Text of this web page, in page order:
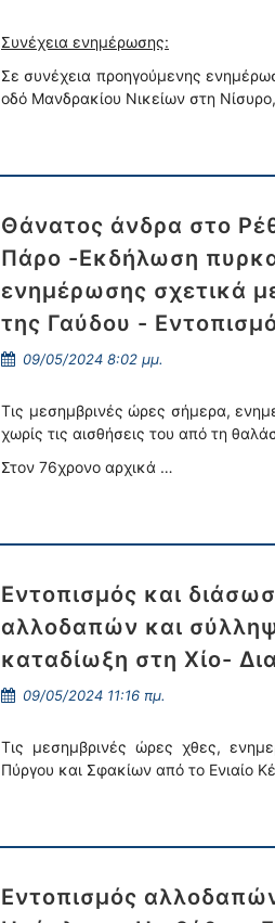
Συνέχεια ενημέρωσης:
Σε συνέχεια προηγούμενης
οδό Μανδρακίου Νικείων στη
Θάνατος άνδρα στο
Πάρο -Εκδήλωση
ενημέρωσης σχετικά
της Γαύδου -
09/05/2024 8:02 μμ.
Τις μεσημβρινές ώρες σήμερα,
χωρίς τις αισθήσεις του από τη
Στον 76χρονο αρχικά …
Εντοπισμός και
αλλοδαπών και
καταδίωξη στη Χίο-
09/05/2024 11:16 πμ.
Τις μεσημβρινές ώρες χθες,
Πύργου και Σφακίων από το Ενιαίο
Εντοπισμός